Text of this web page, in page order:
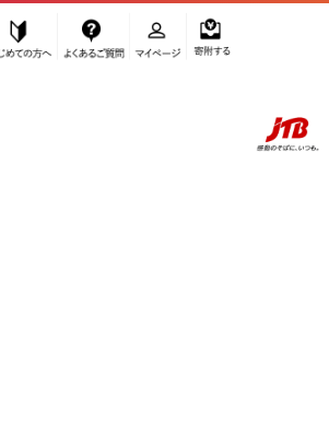
ふるぽ JTBのふるさと納税サイト